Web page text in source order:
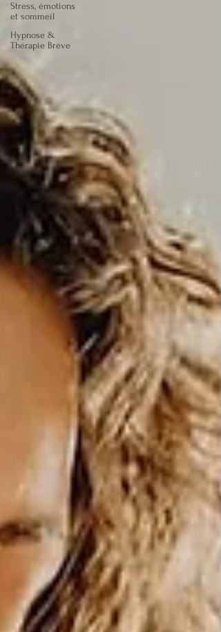
Stress, émotions
et sommeil
Hypnose &
Thérapie Brève